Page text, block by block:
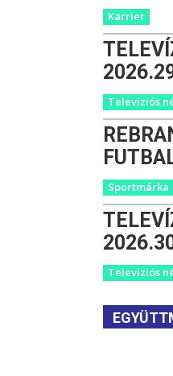
Karrier
Televíziós
Sportmárka
Televíziós